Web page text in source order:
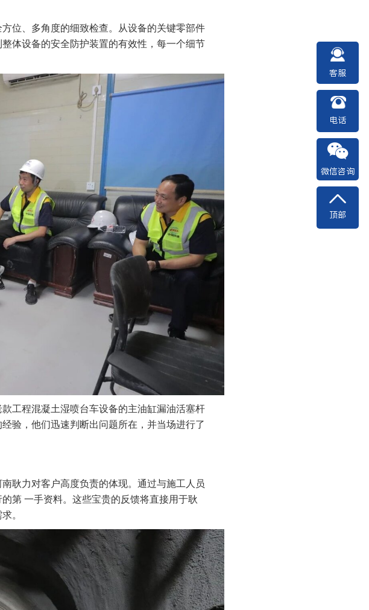
位、多角度的细致检查。从设备的关键零部件
体设备的安全防护装置的有效性，每一个细节
工程混凝土湿喷台车设备的主油缸漏油活塞杆
验，他们迅速判断出问题所在，并当场进行了
耿力对客户高度负责的体现。通过与施工人员
第 一手资料。这些宝贵的反馈将直接用于耿
。
客服
电话
微信咨询
顶部